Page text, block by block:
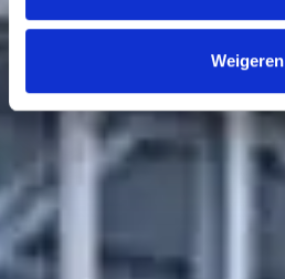
Weigeren